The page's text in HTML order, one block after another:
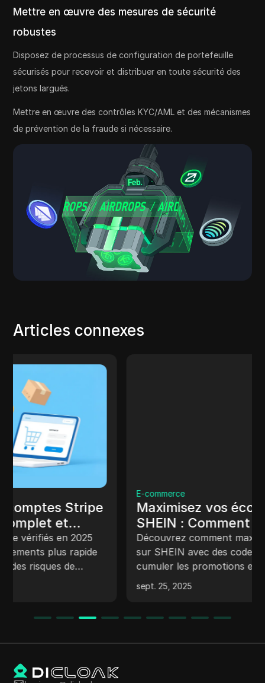
Mettre en œuvre des mesures de sécurité
robustes
Disposez de processus de configuration de portefeuille
sécurisés pour recevoir et distribuer en toute sécurité des
jetons largués.
Mettre en œuvre des contrôles KYC/AML et des mécanismes
de prévention de la fraude si nécessaire.
Articles connexes
Maximisez vos économies sur
SHEIN : Comment utiliser
efficacement les codes de
réduction
Découvrez comment maximiser les économies
sur SHEIN avec des codes de réduction,
cumuler les promotions et gérer en toute
sécurité plusieurs comptes à l’aide de DICloak.